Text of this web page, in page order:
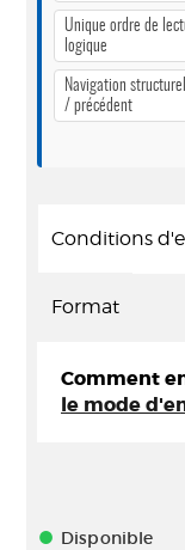
Unique ordre de
logique
Navigation
/ précédent
Conditions
Format
Comment
le mode
Disponible